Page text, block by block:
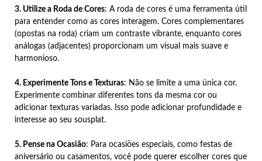
3. Utilize a Roda de Cores: A roda de cores é uma ferramenta útil
para entender como as cores interagem. Cores complementares
(opostas na roda) criam um contraste vibrante, enquanto cores
análogas (adjacentes) proporcionam um visual mais suave e
harmonioso.
4. Experimente Tons e Texturas: Não se limite a uma única cor.
Experimente combinar diferentes tons da mesma cor ou
adicionar texturas variadas. Isso pode adicionar profundidade e
interesse ao seu sousplat.
5. Pense na Ocasião: Para ocasiões especiais, como festas de
aniversário ou casamentos, você pode querer escolher cores que